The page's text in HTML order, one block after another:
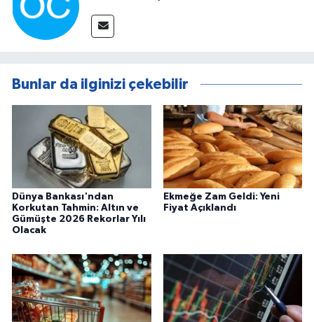
Bunlar da ilginizi çekebilir
Dünya Bankası'ndan
Korkutan Tahmin: Altın ve
Gümüşte 2026 Rekorlar Yılı
Olacak
Ekmeğe Zam Geldi: Yeni
Fiyat Açıklandı